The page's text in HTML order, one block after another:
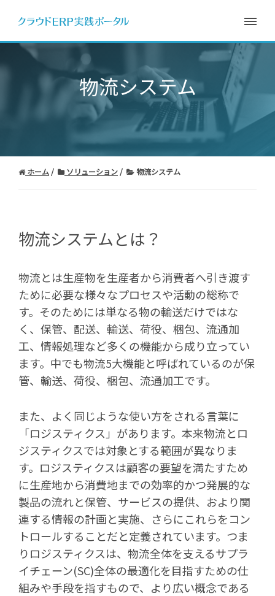
物流システム
ホーム ソリューション 物流システム
物流システムとは？
物流とは生産物を生産者から消費者へ引き渡す
ために必要な様々なプロセスや活動の総称で
す。そのためには単なる物の輸送だけではな
く、保管、配送、輸送、荷役、梱包、流通加
工、情報処理など多くの機能から成り立ってい
ます。中でも物流5大機能と呼ばれているのが保
管、輸送、荷役、梱包、流通加工です。
また、よく同じような使い方をされる言葉に
「ロジスティクス」があります。本来物流とロ
ジスティクスでは対象とする範囲が異なりま
す。ロジスティクスは顧客の要望を満たすため
に生産地から消費地までの効率的かつ発展的な
製品の流れと保管、サービスの提供、おより関
連する情報の計画と実施、さらにこれらをコン
トロールすることだと定義されています。つま
りロジスティクスは、物流全体を支えるサプラ
イチェーン(SC)全体の最適化を目指すための仕
組みや手段を指すもので、より広い概念である